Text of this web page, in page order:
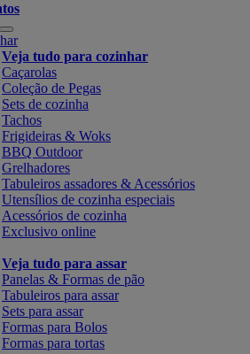
Veja tudo para cozinhar
Caçarolas
Coleção de Pegas
Sets de cozinha
Tachos
Frigideiras & Woks
BBQ Outdoor
Grelhadores
Tabuleiros assadores & Acessórios
Utensílios de cozinha especiais
Acessórios de cozinha
Exclusivo online
Veja tudo para assar
Panelas & Formas de pão
Tabuleiros para assar
Sets para assar
Formas para Bolos
Formas para tortas